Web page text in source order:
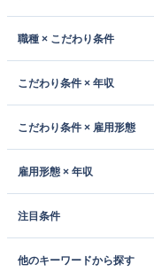
職種 × こだわり条件
こだわり条件 × 年収
こだわり条件 × 雇用形態
雇用形態 × 年収
注目条件
他のキーワードから探す